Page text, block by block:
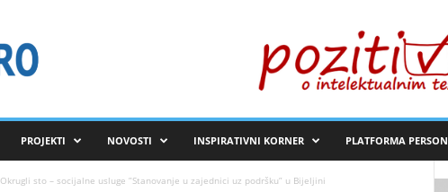
PROJEKTI NOVOSTI INSPIRATIVNI KORNER PLATFORMA PERSON
Okrugli sto – socijalne usluge ”Stanovanje u zajednici uz podršku” u Bijeljini